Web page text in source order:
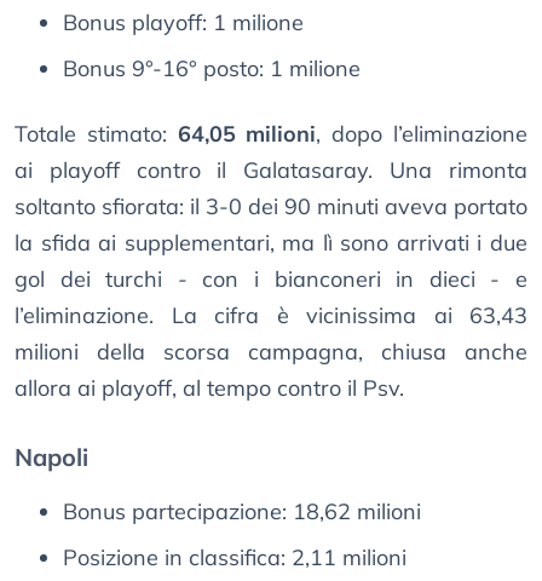
Bonus playoff: 1 milione
Bonus 9°-16° posto: 1 milione
Totale stimato: 64,05 milioni, dopo l’eliminazione
ai playoff contro il Galatasaray. Una rimonta
soltanto sfiorata: il 3-0 dei 90 minuti aveva portato
la sfida ai supplementari, ma lì sono arrivati i due
gol dei turchi - con i bianconeri in dieci - e
l’eliminazione. La cifra è vicinissima ai 63,43
milioni della scorsa campagna, chiusa anche
allora ai playoff, al tempo contro il Psv.
Napoli
Bonus partecipazione: 18,62 milioni
Posizione in classifica: 2,11 milioni